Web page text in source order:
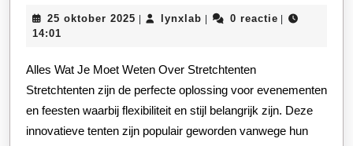
Veelzijdigheid
Stretchtenten
voor
Jouw
25 oktober 2025 25
| lynxlab lynxlab
| 0 reactie |
14:01
Alles Wat Je Moet Weten Over Stretchtenten
Stretchtenten zijn de perfecte oplossing voor evenementen
en feesten waarbij flexibiliteit en stijl belangrijk zijn. Deze
innovatieve tenten zijn populair geworden vanwege hun